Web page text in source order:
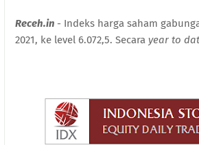
Receh.in - Indeks harga saham
2021, ke level 6.072,5. Secara year to